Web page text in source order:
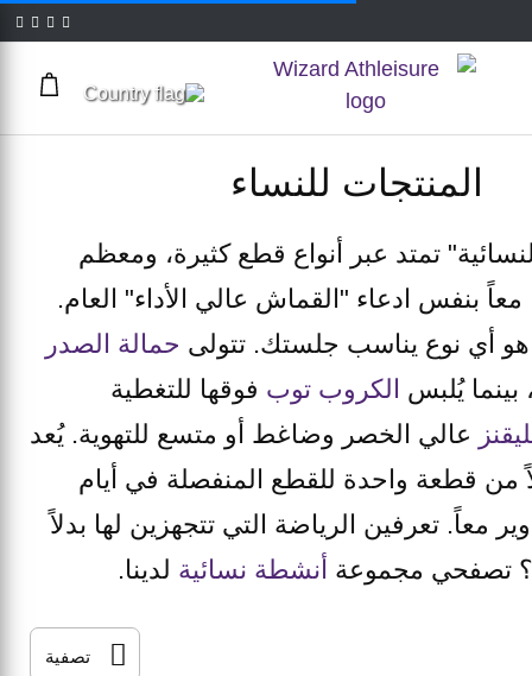
المنتجات للنساء
تمتد عبر أنواع قطع كثيرة، ومعظم
معاً بنفس ادعاء "القماش عالي الأداء" العام.
هو أي نوع يناسب جلستك. تتولى حمالة الصدر
بينما يُلبس الكروب توب فوقها للتغطية
عالي الخصر وضاغط أو متسع للتهوية. يُعد
من قطعة واحدة للقطع المنفصلة في أيام
معاً. تعرفين الرياضة التي تتجهزين لها بدلاً
تصفحي مجموعة أنشطة نسائية لدينا.
تصفية